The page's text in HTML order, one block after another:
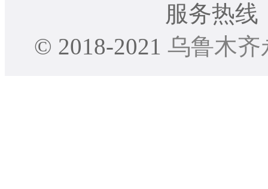
服务热线
© 2018-2021 乌鲁木齐